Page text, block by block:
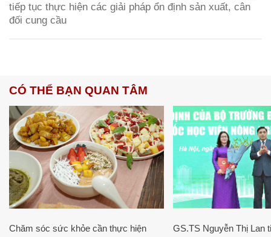
tiếp tục thực hiện các giải pháp ổn định sản xuất, cân
đối cung cầu
CÓ THỂ BẠN QUAN TÂM
Chăm sóc sức khỏe cần thực hiện
GS.TS Nguyễn Thị Lan